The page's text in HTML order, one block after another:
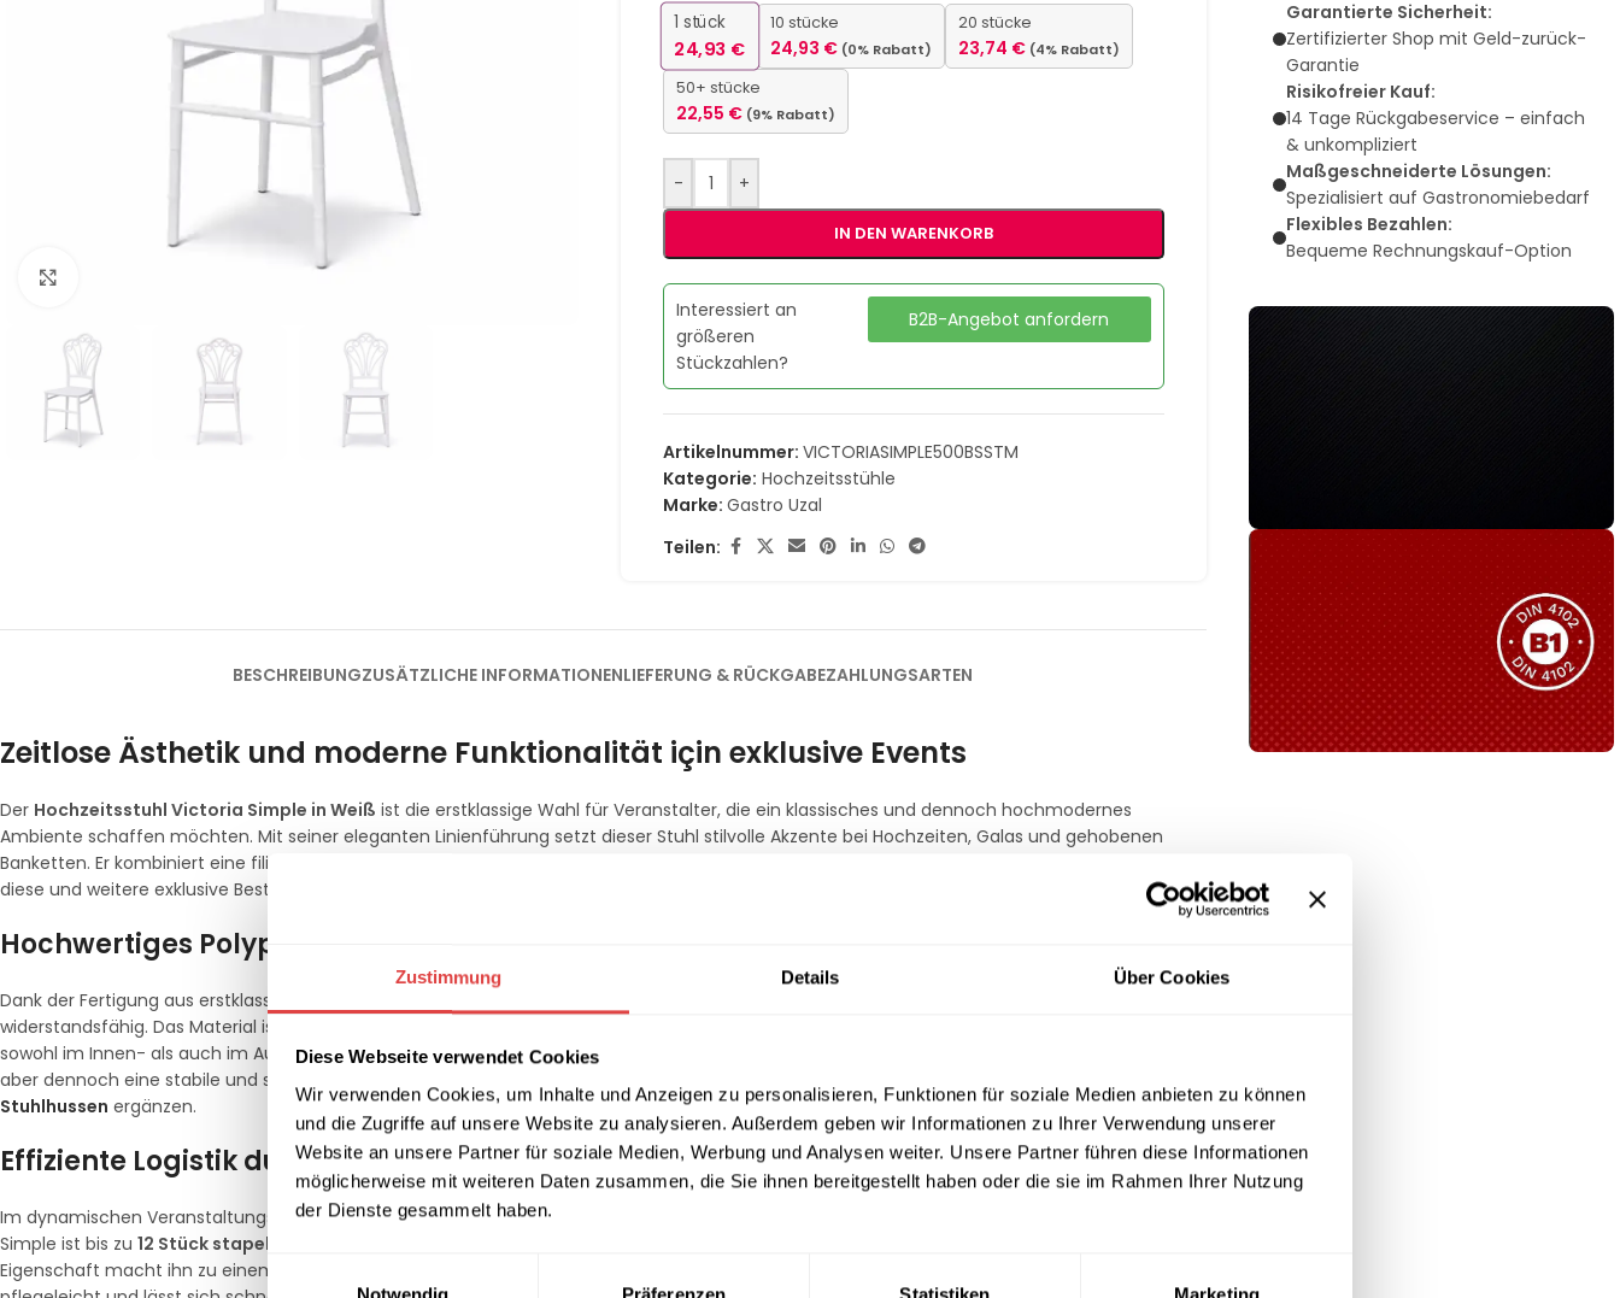
Zustimmung Details Über Cookies
Diese Webseite verwendet Cookies
Wir verwenden Cookies, um Inhalte und Anzeigen zu personalisieren, Funktionen für soziale Medien anbieten zu können
und die Zugriffe auf unsere Website zu analysieren. Außerdem geben wir Informationen zu Ihrer Verwendung unserer
Website an unsere Partner für soziale Medien, Werbung und Analysen weiter. Unsere Partner führen diese Informationen
möglicherweise mit weiteren Daten zusammen, die Sie ihnen bereitgestellt haben oder die sie im Rahmen Ihrer Nutzung
der Dienste gesammelt haben.
Einwilligungsauswahl
1 stück
24,93 €
10 stücke
24,93 € (0% Rabatt)
20 stücke
23,74 € (4% Rabatt)
50+ stücke
22,55 € (9% Rabatt)
- +
IN DEN WARENKORB
Interessiert an
größeren
Stückzahlen?
B2B-Angebot anfordern
Artikelnummer:VICTORIASIMPLE500BSSTM
Kategorie: Hochzeitsstühle
Marke:Gastro Uzal
Teilen:
BESCHREIBUNGZUSÄTZLICHE INFORMATIONENLIEFERUNG & RÜCKGABEZAHLUNGSARTEN
Zeitlose Ästhetik und moderne Funktionalität için exklusive Events
Der Hochzeitsstuhl Victoria Simple in Weiß ist die erstklassige Wahl für Veranstalter, die ein klassisches und dennoch hochmodernes
Ambiente schaffen möchten. Mit seiner eleganten Linienführung setzt dieser Stuhl stilvolle Akzente bei Hochzeiten, Galas und gehobenen
Banketten. Er kombiniert eine filigrane Optik mit der notwendigen Robustheit für den anspruchsvollen professionellen Einsatz. Entdecken Sie
diese und weitere exklusive Bestuhlungslösungen in unserer Kategorie
Hochwertiges Polypropylen für maximale Beständigkeit
Dank der Fertigung aus erstklassigem
widerstandsfähig. Das Material ist von Natur aus wetterfest und UV-beständig, wodurch sich der Stuhl hervorragend für festliche Anlässe
sowohl im Innen- als auch im Außenbereich eignet. Mit einem geringen Eigengewicht von nur
aber dennoch eine stabile und sichere Sitzgelegenheit. Für zusätzliche gestalterische Vielfalt lässt sich das Modell ideal mit unseren
Stuhlhussen ergänzen.
Effiziente Logistik durch praktische Stapelbarkeit
Im dynamischen Veranstaltungsalltag ist eine einfache Handhabung und platzsparende Lagerung entscheidend. Der Hochzeitsstuhl Victoria
Simple ist bis zu 12 Stück stapelbar
Eigenschaft macht ihn zu einem unverzichtbaren Element unserer vielseitigen
Garantierte Sicherheit:
Zertifizierter Shop mit Geld-zurück-
Garantie
Risikofreier Kauf:
14 Tage Rückgabeservice – einfach
& unkompliziert
Maßgeschneiderte Lösungen:
Spezialisiert auf Gastronomiebedarf
Flexibles Bezahlen:
Bequeme Rechnungskauf-Option
Sie haben nicht das passende
Produkt gefunden?
Wir helfen Ihnen gerne weiter!
Kollektion ansehen